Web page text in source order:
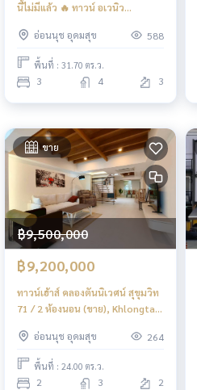
นี้ไม่มีแล้ว 🔥 ทาวน์ อเวนิว
Town Avenue Srinakarin / 3
Bedrooms (FOR SALE) FON042
อ่อนนุช อุดมสุข 588
พื้นที่ : 31.70 ตร.ว.
3 4 3
ขาย
฿9,500,000
฿9,200,000
ทาวน์เฮ้าส์ คลองตันนิเวศน์ สุขุมวิท
71 / 2 ห้องนอน (ขาย), Khlongtan
Townhouse 2 Bedrooms (FOR
SALE) GNG066
อ่อนนุช อุดมสุข 264
พื้นที่ : 24.00 ตร.ว.
2 3 2